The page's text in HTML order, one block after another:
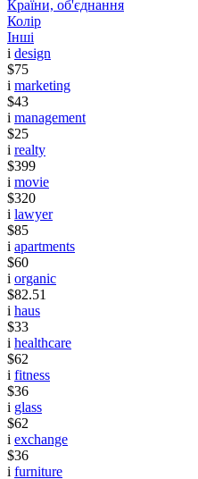
Країни, об'єднання
Колір
Інші
i design
$75
i marketing
$43
i management
$25
i realty
$399
i movie
$320
i lawyer
$85
i apartments
$60
i organic
$82.51
i haus
$33
i healthcare
$62
i fitness
$36
i glass
$62
i exchange
$36
i furniture